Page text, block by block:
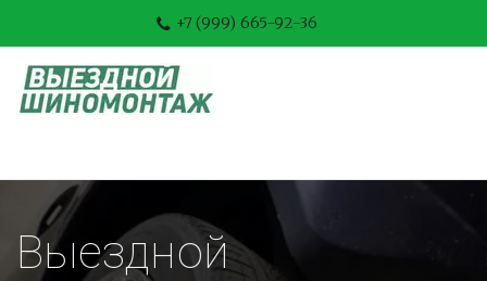
+7 (999) 665-92-36
Выездной